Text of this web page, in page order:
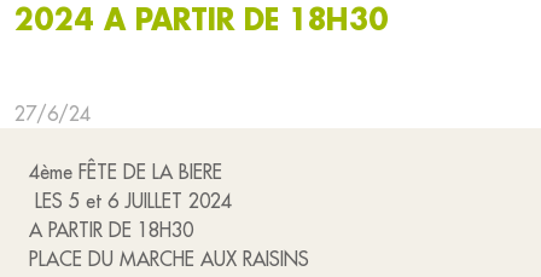
2024 A PARTIR DE 18H30
27/6/24
4ème FÊTE DE LA BIERE
LES 5 et 6 JUILLET 2024
A PARTIR DE 18H30
PLACE DU MARCHE AUX RAISINS